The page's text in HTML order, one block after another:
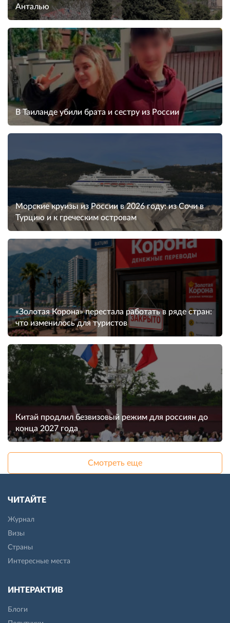
Анталью
В Таиланде убили брата и сестру из России
Морские круизы из России в 2026 году: из Сочи в
Турцию и к греческим островам
«Золотая Корона» перестала работать в ряде стран:
что изменилось для туристов
Китай продлил безвизовый режим для россиян до
конца 2027 года
Смотреть еще
ЧИТАЙТЕ
Журнал
Визы
Страны
Интересные места
ИНТЕРАКТИВ
Блоги